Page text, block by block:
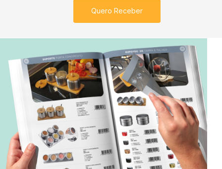
Quero Receber